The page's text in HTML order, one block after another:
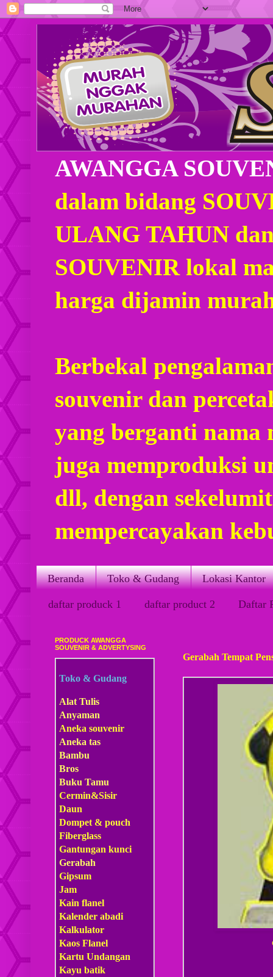
AWANGGA
dalam bidang
ULANG TAHUN
SOUVENIR lokal
harga dijamin
Berbekal
souvenir dan
yang berganti nama
juga memproduksi
dll, dengan
mempercayakan
Beranda Toko & Gudang Lokasi Kantor
daftar produck 1 daftar product 2 Daftar
Gerabah Tempat
PRODUCK AWANGGA
SOUVENIR & ADVERTYSING
Toko & Gudang
Alat Tulis
Anyaman
Aneka souvenir
Aneka tas
Bambu
Bros
Buku Tamu
Cermin&Sisir
Daun
Dompet & pouch
Fiberglass
Gantungan kunci
Gerabah
Gipsum
Jam
Kain flanel
Kalender abadi
Kalkulator
Kaos Flanel
Kartu Undangan
Kayu batik